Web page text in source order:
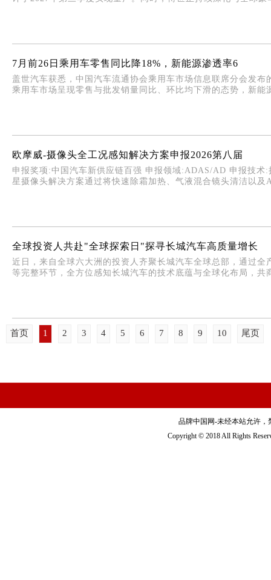
7月前26日乘用车零售同比降18%，新能源渗透率6
盖世汽车获悉，中国汽车流通协会乘用车市场信息联席分会发
乘用车市场呈现零售与批发销量同比、环比均下滑的态势，新
欧摩威-摄像头全工况感知解决方案申报2026第八届
申报奖项:中国汽车新供应链百强 申报领域:ADAS/AD 申报技
星摄像头解决方案通过将快速除霜加热、气液混合镜头清洁以
全球投资人共赴"全球探索日"探寻长城汽车高质量增长
近日，来自全球六大洲的投资人齐聚长城汽车全球总部，通过
等完整环节，全方位感知长城汽车的技术底蕴与全球化布局，
首页 1 2 3 4 5 6 7 8 9 10 尾页
品牌中国网-未经本站允许，
Copyright © 2018 All Rights